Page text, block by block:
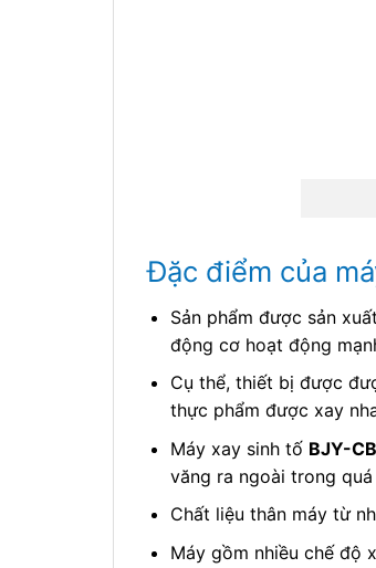
Đặc điểm của
Sản phẩm được sản
động cơ hoạt động
Cụ thể, thiết bị được
thực phẩm được xay
Máy xay sinh tố BJY-
văng ra ngoài trong
Chất liệu thân máy từ
Máy gồm nhiều chế độ